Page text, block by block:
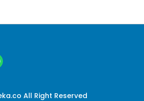
All Right Reserved